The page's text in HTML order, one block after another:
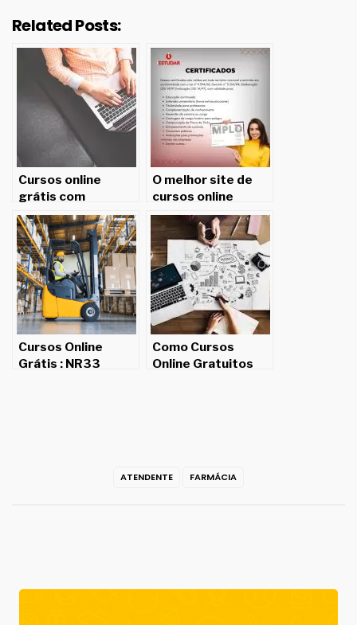
Related Posts:
Cursos online
grátis com
certificado: 6 dicas
para concorrer a
uma oportunidade
O melhor site de
cursos online
gratuitos de 2022
Cursos Online
Grátis : NR33
Como Cursos
Online Gratuitos
ATENDENTE FARMÁCIA